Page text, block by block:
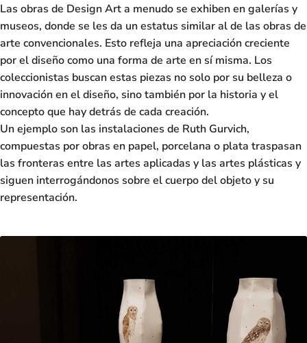
Las obras de Design Arta menudo se exhiben en galerías y
museos, donde se les da un estatus similar al de las obras de
arte convencionales. Esto refleja una apreciación creciente
por el diseño como una forma de arte en sí misma. Los
coleccionistas buscan estas piezas no solo por su belleza o
innovación en el diseño, sino también por la historia y el
concepto que hay detrás de cada creación.
Un ejemplo son las instalaciones de Ruth Gurvich,
compuestas por obras en papel, porcelana o plata traspasan
las fronteras entre las artes aplicadas y las artes plásticas y
siguen interrogándonos sobre el cuerpo del objeto y su
representación.